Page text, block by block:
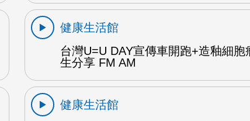
健康生活館
台灣U=U DAY宣傳車開跑+造釉細胞
生分享 FM AM
健康生活館